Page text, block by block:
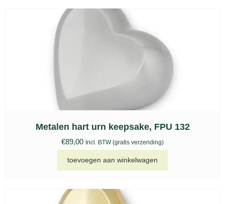
Metalen hart urn keepsake, FPU 132
€89,00 Incl. BTW (gratis verzending)
toevoegen aan winkelwagen